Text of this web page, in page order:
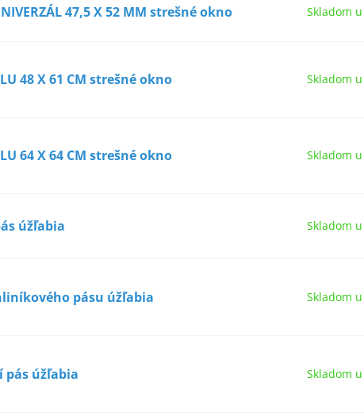
47,5 X 52 MM strešné okno Skladom
48 X 61 CM strešné okno Skladom
64 X 64 CM strešné okno Skladom
úžľabia Skladom
pásu úžľabia Skladom
pás úžľabia Skladom